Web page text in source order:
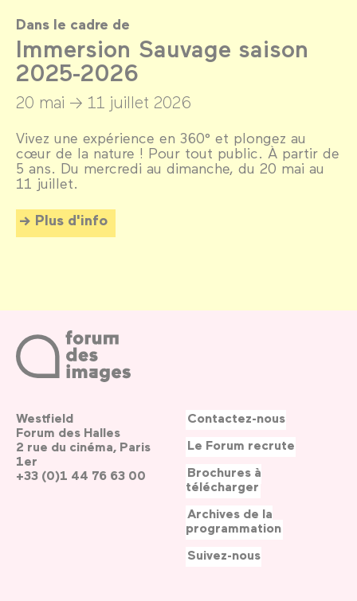
Dans le cadre de
Immersion Sauvage saison
2025-2026
20 mai → 11 juillet 2026
Vivez une expérience en 360° et plongez au
cœur de la nature ! Pour tout public. À partir de
5 ans. Du mercredi au dimanche, du 20 mai au
11 juillet.
Plus d'info
Westfield
Forum des Halles
2 rue du cinéma, Paris
1er
+33 (0)1 44 76 63 00
Contactez-nous
Le Forum recrute
Brochures à
télécharger
Archives de la
programmation
Suivez-nous